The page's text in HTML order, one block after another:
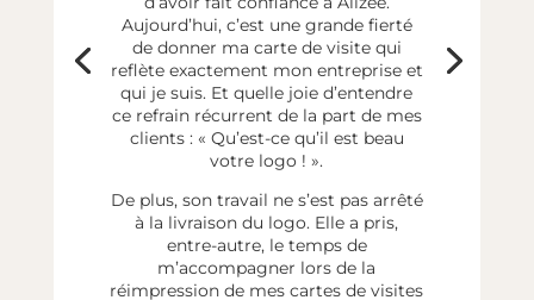
Aujourd’hui, c’est une grande fierté
de donner ma carte de visite qui
reflète exactement mon entreprise et
qui je suis. Et quelle joie d’entendre
ce refrain récurrent de la part de mes
clients : « Qu’est-ce qu’il est beau
votre logo ! ».
De plus, son travail ne s’est pas arrêté
à la livraison du logo. Elle a pris,
entre-autre, le temps de
m’accompagner lors de la
réimpression de mes cartes de visites